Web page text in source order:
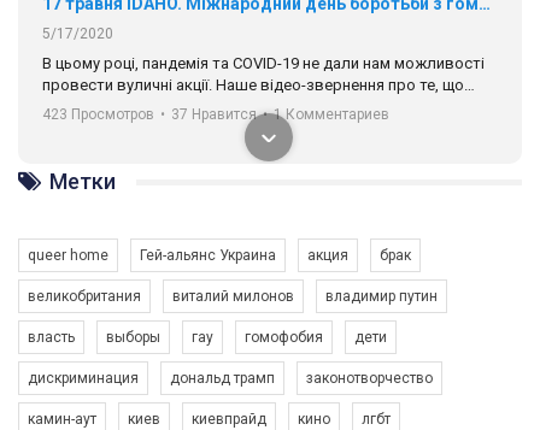
5/17/2020
В цьому році, пандемія та COVІD-19 не дали нам можливості
провести вуличні акції. Наше відео-звернення про те, що
навіть коли ми у різних містах та не можемо зустрінеться, ми
разом. Ми закликаємо всіх хто поділяє цінності рівності та
солідарності, приєднатися до нас. Регіональні підрозділи
ГАУ є в 16 областях України.
Разом наш голос лунає гучніше!
423 Просмотров • 37 Нравится • 1 Комментариев
Метки
queer home Гей-альянс Украина акция брак
великобритания виталий милонов владимир путин
власть выборы гау гомофобия дети
дискриминация дональд трамп законотворчество
камин-аут киев киевпрайд кино лгбт